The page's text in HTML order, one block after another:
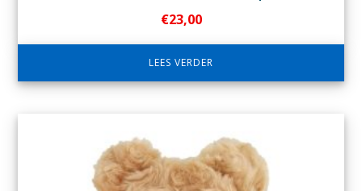
€23,00
LEES VERDER